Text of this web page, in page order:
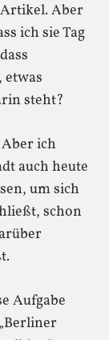
Aber
ich sie Tag
steht?
ich
auch heute
um sich
schon
Aufgabe